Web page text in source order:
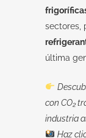
sectores,
última
con CO₂
industria
Haz